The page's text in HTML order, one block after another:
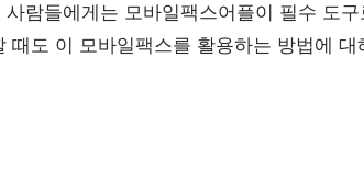
람들에게는 모바일팩스어플이 필수 도구
도 이 모바일팩스를 활용하는 방법에 대